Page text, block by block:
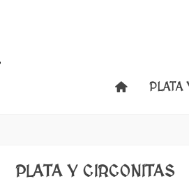
PLATA
PLATA Y CIRCONITAS